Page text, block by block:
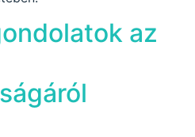
az